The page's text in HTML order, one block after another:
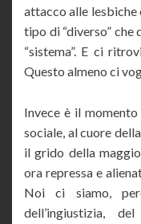
attacco alle lesbiche
tipo di “diverso” che
“sistema”. E ci
Questo almeno ci
Invece è il
sociale, al cuore
il grido della
ora repressa e
Noi ci siamo,
dell’ingiustizia,